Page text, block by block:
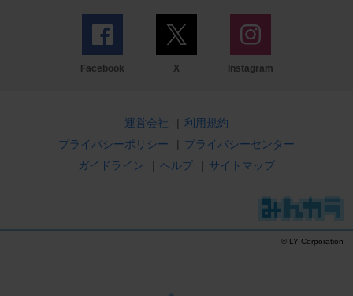
Facebook X Instagram
運営会社 | 利用規約
プライバシーポリシー
| プライバシーセンター
ガイドライン
| ヘルプ | サイトマップ
© LY Corporation